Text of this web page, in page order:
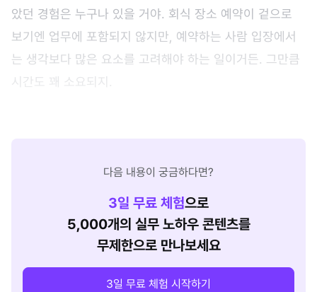
았던 경험은 누구나 있을 거야. 회식 장소 예약이 겉으로
보기엔 업무에 포함되지 않지만, 예약하는 사람 입장에서
는 생각보다 많은 요소를 고려해야 하는 일이거든. 그만큼
시간도 꽤 소요되지.
다음 내용이 궁금하다면?
3일 무료 체험으로
5,000개의 실무 노하우 콘텐츠를
무제한으로 만나보세요
3일 무료 체험 시작하기